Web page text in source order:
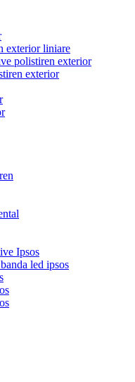
exterior liniare
polistiren exterior
exterior
Ipsos
led ipsos